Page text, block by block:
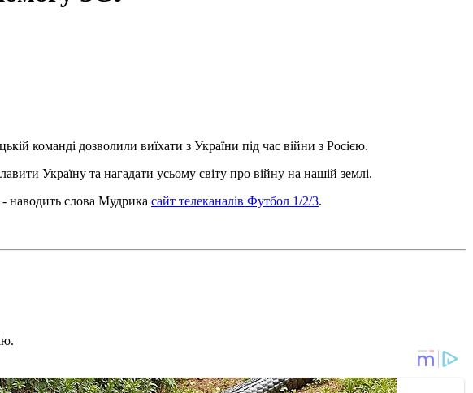
команді дозволили виїхати з України під час війни з Росією.
Україну та нагадати усьому світу про війну на нашій землі.
- наводить слова Мудрика сайт телеканалів Футбол 1/2/3.